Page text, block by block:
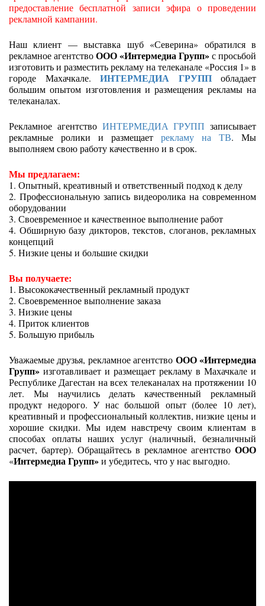
предоставление бесплатной записи эфира о проведении
рекламной кампании.
Наш клиент — выставка шуб «Северина» обратился в
рекламное агентствоООО «Интермедиа Групп»с просьбой
изготовить и разместить рекламу на телеканале «Россия 1» в
городе Махачкале. ИНТЕРМЕДИА ГРУППобладает
большим опытом изготовления и размещения рекламы на
телеканалах.
Рекламное агентство ИНТЕРМЕДИА ГРУПП записывает
рекламные ролики и размещаетрекламу на ТВ. Мы
выполняем свою работу качественно и в срок.
Мы предлагаем:
1. Опытный, креативный и ответственный подход к делу
2. Профессиональную запись видеоролика на современном
оборудовании
3. Своевременное и качественное выполнение работ
4. Обширную базу дикторов, текстов, слоганов, рекламных
концепций
5. Низкие цены и большие скидки
Вы получаете:
1. Высококачественный рекламный продукт
2. Своевременное выполнение заказа
3. Низкие цены
4. Приток клиентов
5. Большую прибыль
Уважаемые друзья, рекламное агентство ООО «Интермедиа
Групп» изготавливает и размещает рекламу в Махачкале и
Республике Дагестан на всех телеканалах на протяжении 10
лет. Мы научились делать качественный рекламный
продукт недорого. У нас большой опыт (более 10 лет),
креативный и профессиональный коллектив, низкие цены и
хорошие скидки. Мы идем навстречу своим клиентам в
способах оплаты наших услуг (наличный, безналичный
расчет, бартер). Обращайтесь в рекламное агентство ООО
«Интермедиа Групп»и убедитесь, что у нас выгодно.